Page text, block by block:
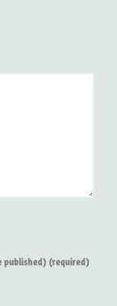
published) (required)